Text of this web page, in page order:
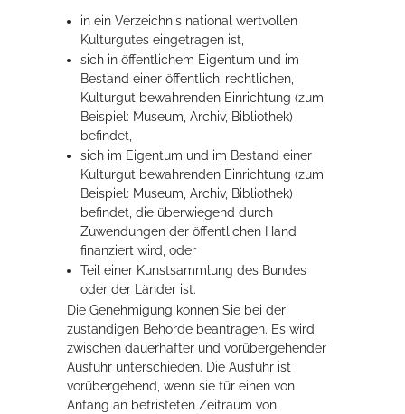
Konzerte, Tagungen und vieles mehr
Die Stadthalle Hockenheim bietet den perfekten Standort für Events
Erleben in Hockenheim
Spaß unter prickelnden Wasserfällen, das rauschende Meer im
Wellenbecken oder doch lieber die pure Entspannung auf der
Sprudelliege im Solebecken?
in ein Verzeichnis national wertvollen
Kulturgutes eingetragen ist,
sich in öffentlichem Eigentum und im
Bestand einer öffentlich-rechtlichen,
Kulturgut bewahrenden Einrichtung (zum
Beispiel: Museum, Archiv, Bibliothek)
befindet,
sich im Eigentum und im Bestand einer
Kulturgut bewahrenden Einrichtung (zum
Beispiel: Museum, Archiv, Bibliothek)
befindet, die überwiegend durch
Zuwendungen der öffentlichen Hand
finanziert wird, oder
Teil einer Kunstsammlung des Bundes
oder der Länder ist.
Die Genehmigung können Sie bei der
zuständigen Behörde beantragen. Es wird
zwischen dauerhafter und vorübergehender
Ausfuhr unterschieden. Die Ausfuhr ist
vorübergehend, wenn sie für einen von
Anfang an befristeten Zeitraum von